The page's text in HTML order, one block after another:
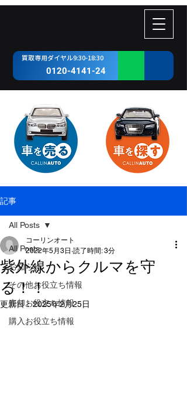
​買取専用ダイヤル9:30-18:30
0120-4141-24
記事
All Posts
お知らせ
その他お役立ち情報
売却お役立ち情報
購入お役立ち情報
All Posts
紫外線からクルマを守
る！！
コーリンオート
2022年5月3日 読了時間: 3分
更新日：2025年2月25日